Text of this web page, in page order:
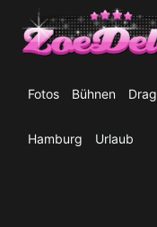
Inhalt
springen
Fotos Bühnen Drag
Hamburg Urlaub